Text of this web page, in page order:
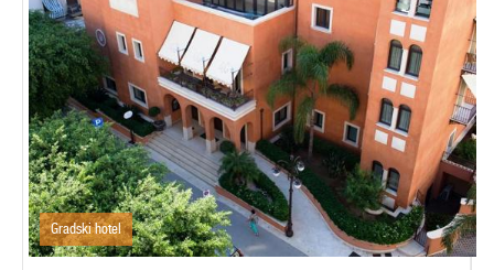
Gradski hotel